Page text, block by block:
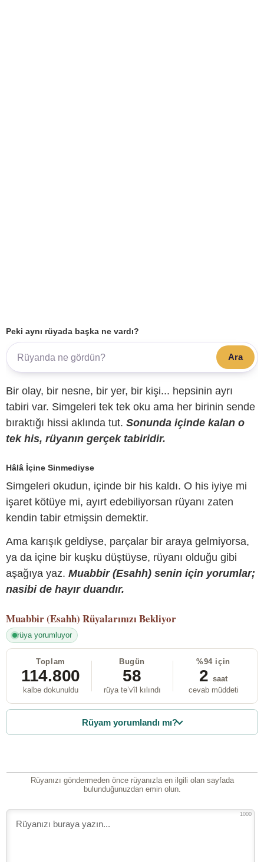
Peki aynı rüyada başka ne vardı?
Ara
Bir olay, bir nesne, bir yer, bir kişi... hepsinin ayrı
tabiri var. Simgeleri tek tek oku ama her birinin sende
bıraktığı hissi aklında tut. Sonunda içinde kalan o
tek his, rüyanın gerçek tabiridir.
Hâlâ İçine Sinmediyse
Simgeleri okudun, içinde bir his kaldı. O his iyiye mi
işaret kötüye mi, ayırt edebiliyorsan rüyanı zaten
kendin tabir etmişsin demektir.
Ama karışık geldiyse, parçalar bir araya gelmiyorsa,
ya da içine bir kuşku düştüyse, rüyanı olduğu gibi
aşağıya yaz. Muabbir (Esahh) senin için yorumlar;
nasibi de hayır duandır.
Muabbir (Esahh) Rüyalarınızı Bekliyor
rüya yorumluyor
Toplam
114.800
kalbe dokunuldu
Bugün
58
rüya te’vîl kılındı
%94 için
2 saat
cevab müddeti
Rüyam yorumlandı mı?
Rüyanızı göndermeden önce rüyanızla en ilgili olan sayfada
bulunduğunuzdan emin olun.
1000